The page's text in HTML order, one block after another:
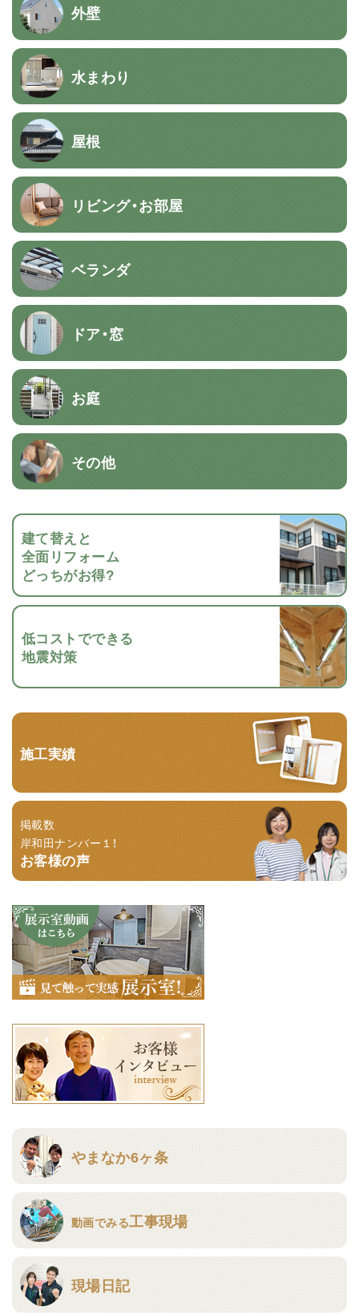
外壁
水まわり
屋根
リビング・お部屋
ベランダ
ドア・窓
お庭
その他
建て替えと
全面リフォーム
どっちがお得?
低コストでできる
地震対策
施工実績
掲載数
岸和田ナンバー１！
お客様の声
やまなか6ヶ条
動画でみる工事現場
現場日記